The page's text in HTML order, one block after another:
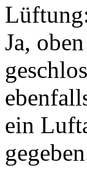
Ja,
ein